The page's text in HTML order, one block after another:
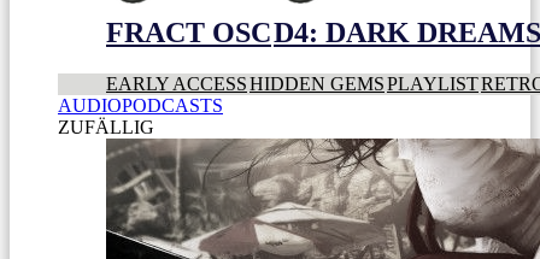
FRACT OSCD4: DARK
EARLY ACCESSHIDDEN GEMSPLAYLIST
AUDIOPODCASTS
ZUFÄLLIG